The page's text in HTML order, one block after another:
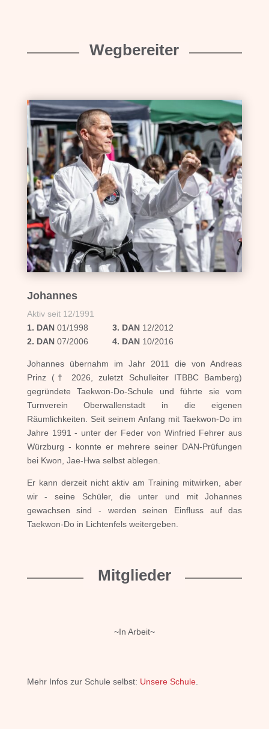
Wegbereiter
Johannes
Aktiv seit 12/1991
1. DAN 01/1998 3. DAN 12/2012
2. DAN 07/2006 4. DAN 10/2016
Johannes übernahm im Jahr 2011 die von Andreas
Prinz († 2026, zuletzt Schulleiter ITBBC Bamberg)
gegründete Taekwon-Do-Schule und führte sie vom
Turnverein Oberwallenstadt in die eigenen
Räumlichkeiten. Seit seinem Anfang mit Taekwon-Do im
Jahre 1991 - unter der Feder von Winfried Fehrer aus
Würzburg - konnte er mehrere seiner DAN-Prüfungen
bei Kwon, Jae-Hwa selbst ablegen.
Er kann derzeit nicht aktiv am Training mitwirken, aber
wir - seine Schüler, die unter und mit Johannes
gewachsen sind - werden seinen Einfluss auf das
Taekwon-Do in Lichtenfels weitergeben.
Mitglieder
~In Arbeit~
Mehr Infos zur Schule selbst: Unsere Schule.